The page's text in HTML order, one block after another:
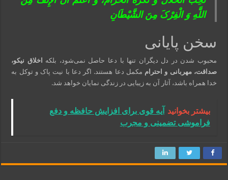
اللَّهِ وَ الْفِرْکَ مِنَ الشَّیْطَانِ
سخن پایانی
محبوب شدن در دل دیگران تنها با دعا حاصل نمی‌شود، بلکه
اخلاق نیکو،
صداقت، مهربانی و احترام مکمل دعا هستند. اگر دعا با نیت پاک و توکل به
خدا همراه باشد، آثار آن به زیبایی در زندگی نمایان خواهد شد.
بیشتر بخوانید آیه قوی برای افزایش حافظه و دفع
فراموشی تضمینی و مجرب